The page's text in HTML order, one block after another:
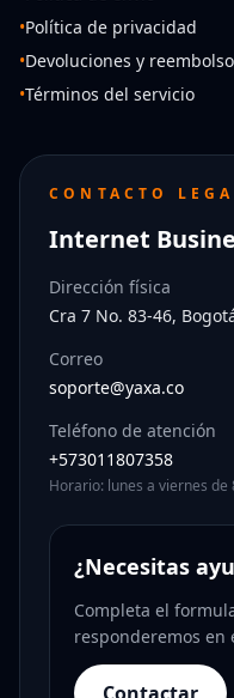
•Política de privacidad
•Devoluciones y
•Términos del servicio
CONTACTO
Internet
Dirección física
Cra 7 No. 83-46,
Correo
soporte@yaxa.co
Teléfono de atención
+573011807358
Horario: lunes a viernes de
¿Necesitas
Completa el
responderemos en